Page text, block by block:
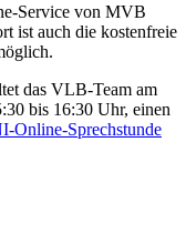
Service von MVB
ist auch die kostenfreie
das VLB-Team am
bis 16:30 Uhr, einen
Online-Sprechstunde